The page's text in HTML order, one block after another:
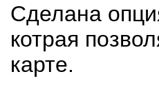
Сделана
котрая
карте.